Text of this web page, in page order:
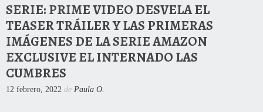
SERIE: PRIME VIDEO DESVELA EL
TEASER TRÁILER Y LAS PRIMERAS
IMÁGENES DE LA SERIE AMAZON
EXCLUSIVE EL INTERNADO LAS
CUMBRES
12 febrero, 2022 de Paula O.